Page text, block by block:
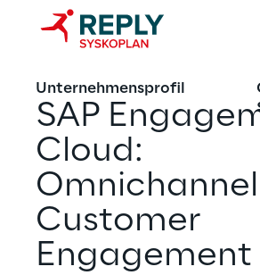
Unternehmensprofil
SAP
Cloud:
Omnichannel
Customer
Engagement